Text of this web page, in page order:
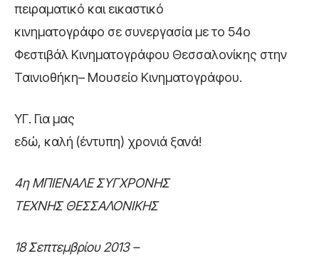
πειραματικό και εικαστικό
κινηματογράφο σε συνεργασία με το 54ο
Φεστιβάλ Κινηματογράφου Θεσσαλονίκης στην
Ταινιοθήκη– Μουσείο Κινηματογράφου.
ΥΓ. Για μας
εδώ, καλή (έντυπη) χρονιά ξανά!
4η ΜΠΙΕΝΑΛΕ ΣΥΓΧΡΟΝΗΣ
ΤΕΧΝΗΣ ΘΕΣΣΑΛΟΝΙΚΗΣ
18 Σεπτεμβρίου 2013 –